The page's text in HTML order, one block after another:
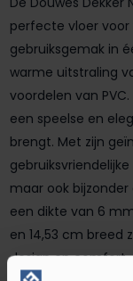
perfecte vloer voor
gebruiksgemak in
warme uitstraling
voordelen van
een speelse en
brengt. Met zijn
maar ook
een dikte van 6
en 14,53 cm breed
design en comfort.